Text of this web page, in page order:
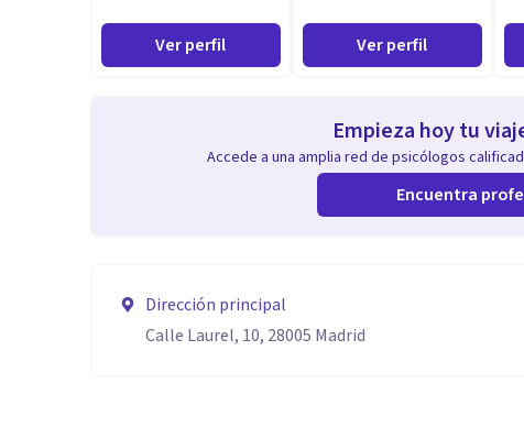
Ver perfil Ver perfil
Empieza hoy tu
Accede a una amplia red de psicólogos
Encuentra
Dirección principal
Calle Laurel, 10, 28005 Madrid